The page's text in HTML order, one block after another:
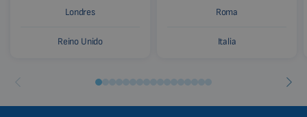
Londres
Reino Unido
Roma
Italia